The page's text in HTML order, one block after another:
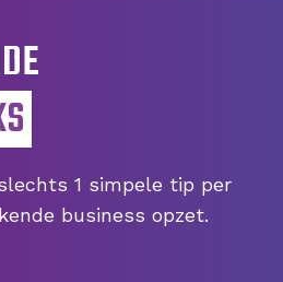
1 simpele tip per
business opzet.